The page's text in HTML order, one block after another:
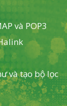
và POP3
và tạo bộ lọc